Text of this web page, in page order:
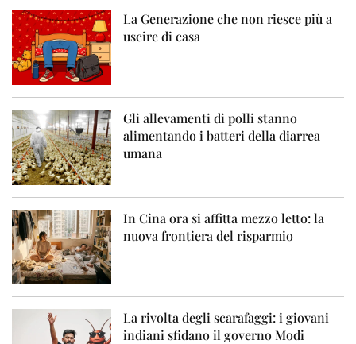
La Generazione che non riesce più a
uscire di casa
Gli allevamenti di polli stanno
alimentando i batteri della diarrea
umana
In Cina ora si affitta mezzo letto: la
nuova frontiera del risparmio
La rivolta degli scarafaggi: i giovani
indiani sfidano il governo Modi